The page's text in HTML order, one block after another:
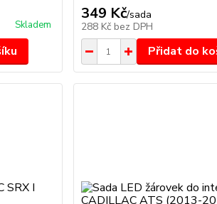
Skladem
349 Kč/sada
288 Kč bez DPH
Přidat do